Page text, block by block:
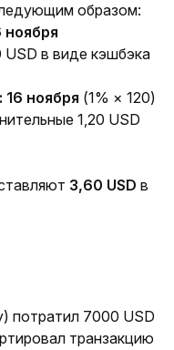
образом:
ноября
USD в виде кэшбэка
16 ноября (1% × 120)
1,20 USD
3,60 USD в
потратил 7000 USD
транзакцию